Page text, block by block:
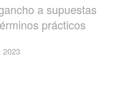
a supuestas
prácticos
2023